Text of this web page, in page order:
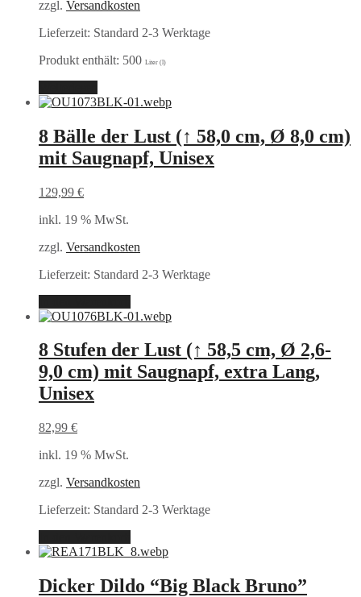
zzgl. Versandkosten
Lieferzeit: Standard 2-3 Werktage
Produkt enthält: 500 Liter (l)
8 Bälle der Lust (↑ 58,0 cm, Ø 8,0 cm)
mit Saugnapf, Unisex
129,99 €
inkl. 19 % MwSt.
zzgl. Versandkosten
Lieferzeit: Standard 2-3 Werktage
8 Stufen der Lust (↑ 58,5 cm, Ø 2,6-
9,0 cm) mit Saugnapf, extra Lang,
Unisex
82,99 €
inkl. 19 % MwSt.
zzgl. Versandkosten
Lieferzeit: Standard 2-3 Werktage
Dicker Dildo “Big Black Bruno”